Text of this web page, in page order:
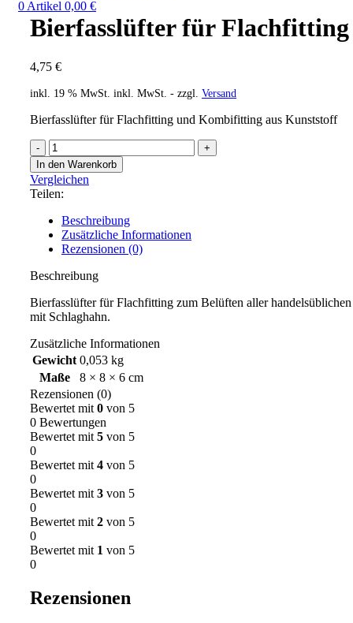
0 Artikel 0,00 €
Bierfasslüfter für Flachfitting
4,75 €
inkl. 19 % MwSt. inkl. MwSt. - zzgl. Versand
Bierfasslüfter für Flachfitting und Kombifitting aus Kunststoff
In den Warenkorb
Vergleichen
Teilen:
Beschreibung
Zusätzliche Informationen
Rezensionen (0)
Beschreibung
Bierfasslüfter für Flachfitting zum Belüften aller
mit Schlaghahn.
Zusätzliche Informationen
Gewicht 0,053 kg
Maße
8 × 8 × 6 cm
Rezensionen (0)
Bewertet mit 0 von 5
0 Bewertungen
Bewertet mit 5 von 5
0
Bewertet mit 4 von 5
0
Bewertet mit 3 von 5
0
Bewertet mit 2 von 5
0
Bewertet mit 1 von 5
0
Rezensionen